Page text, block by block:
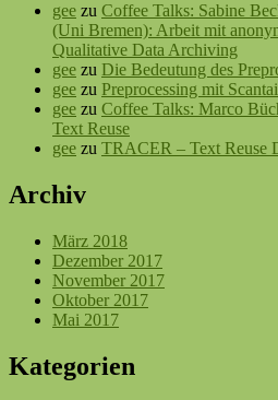
gee zu Coffee Talks: Sabine
(Uni Bremen): Arbeit mit
Qualitative Data Archiving
gee zu Die Bedeutung des
gee zu Preprocessing mit
gee zu Coffee Talks: Marco
Text Reuse
gee zu TRACER – Text Reuse
Archiv
März 2018
Dezember 2017
November 2017
Oktober 2017
Mai 2017
Kategorien